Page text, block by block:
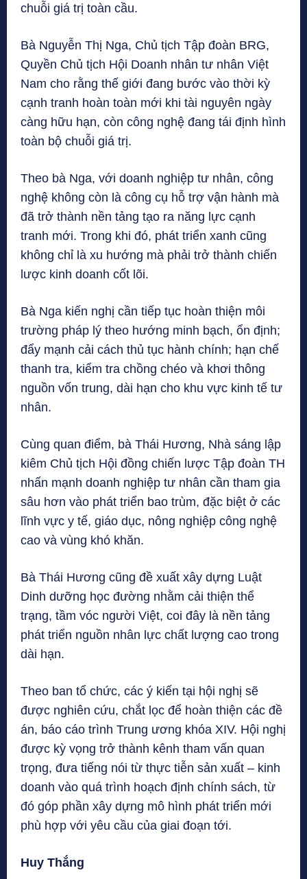
chuỗi giá trị toàn cầu.
Bà Nguyễn Thị Nga, Chủ tịch Tập đoàn BRG,
Quyền Chủ tịch Hội Doanh nhân tư nhân Việt
Nam cho rằng thế giới đang bước vào thời kỳ
cạnh tranh hoàn toàn mới khi tài nguyên ngày
càng hữu hạn, còn công nghệ đang tái định hình
toàn bộ chuỗi giá trị.
Theo bà Nga, với doanh nghiệp tư nhân, công
nghệ không còn là công cụ hỗ trợ vận hành mà
đã trở thành nền tảng tạo ra năng lực cạnh
tranh mới. Trong khi đó, phát triển xanh cũng
không chỉ là xu hướng mà phải trở thành chiến
lược kinh doanh cốt lõi.
Bà Nga kiến nghị cần tiếp tục hoàn thiện môi
trường pháp lý theo hướng minh bạch, ổn định;
đẩy mạnh cải cách thủ tục hành chính; hạn chế
thanh tra, kiểm tra chồng chéo và khơi thông
nguồn vốn trung, dài hạn cho khu vực kinh tế tư
nhân.
Cùng quan điểm, bà Thái Hương, Nhà sáng lập
kiêm Chủ tịch Hội đồng chiến lược Tập đoàn TH
nhấn mạnh doanh nghiệp tư nhân cần tham gia
sâu hơn vào phát triển bao trùm, đặc biệt ở các
lĩnh vực y tế, giáo dục, nông nghiệp công nghệ
cao và vùng khó khăn.
Bà Thái Hương cũng đề xuất xây dựng Luật
Dinh dưỡng học đường nhằm cải thiện thể
trạng, tầm vóc người Việt, coi đây là nền tảng
phát triển nguồn nhân lực chất lượng cao trong
dài hạn.
Theo ban tổ chức, các ý kiến tại hội nghị sẽ
được nghiên cứu, chắt lọc để hoàn thiện các đề
án, báo cáo trình Trung ương khóa XIV. Hội nghị
được kỳ vọng trở thành kênh tham vấn quan
trọng, đưa tiếng nói từ thực tiễn sản xuất – kinh
doanh vào quá trình hoạch định chính sách, từ
đó góp phần xây dựng mô hình phát triển mới
phù hợp với yêu cầu của giai đoạn tới.
Huy Thắng